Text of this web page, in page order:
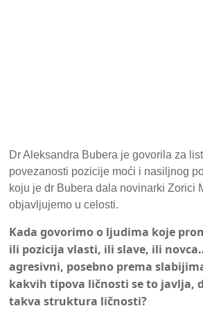
Dr Aleksandra Bubera je govorila za
povezanosti pozicije moći i nasiljnog
koju je dr Bubera dala novinarki Zorici
objavljujemo u celosti.
Kada govorimo o ljudima koje
ili pozicija vlasti, ili slave, ili
agresivni, posebno prema
kakvih tipova ličnosti se to javlja,
takva struktura ličnosti?